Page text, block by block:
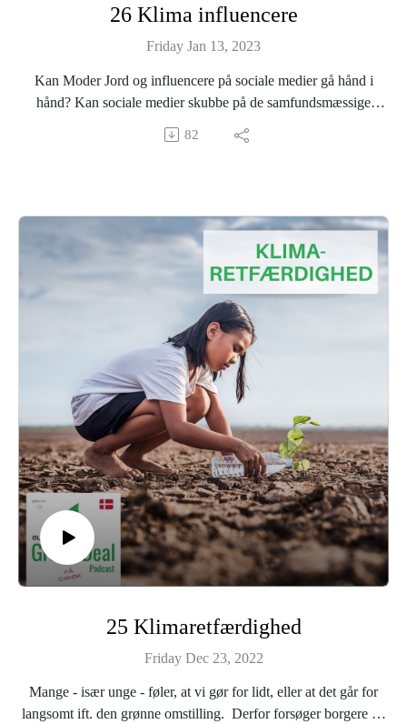
26 Klima influencere
Friday Jan 13, 2023
Kan Moder Jord og influencere på sociale medier gå hånd i
hånd? Kan sociale medier skubbe på de samfundsmæssige
ændringer, som klimakrisen kræver?
I denne episode undersøger vi, hvordan influncere på de sociale
film- og medievidenskab på Københavns Universitet. Hun har
blandt andet set på hvordan kendte bruger sociale medier i
forhold til klimaet.
--
The Green Deal Podcast er produceret af podPeople i
samarbejde med Aloud Media for Euranet Plus.
Hermine Donceel er redaktør.
Tilrettelægger: Nicolai Zwinge.
Vært: Tue Sørensen.
Medvirkende: Helle Kannik Haastrup, lektor i film- og
medievidenskab.
—
Læs mere om Euranet Plus og The Green Deal Podcast her:
https://greendealdk.podbean.eu
82
25 Klimaretfærdighed
Friday Dec 23, 2022
Mange - især unge - føler, at vi gør for lidt, eller at det går for
langsomt ift. den grønne omstilling. Derfor forsøger borgere og